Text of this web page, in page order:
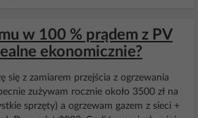
w 100 % prądem z PV
ekonomicznie?
się z zamiarem przejścia z ogrzewania
zużywam rocznie około 3500 zł na
sprzęty) a ogrzewam gazem z sieci +